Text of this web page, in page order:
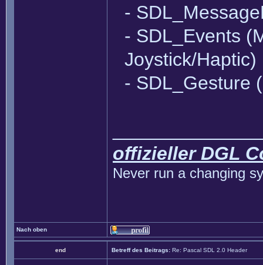
-
- SDL_Events
Joystick/Haptic)
- SDL_Gesture
offizieller DGL
Never run a changing
Nach oben
end Betreff des Beitrags: Re: Pascal SDL 2.0 Header